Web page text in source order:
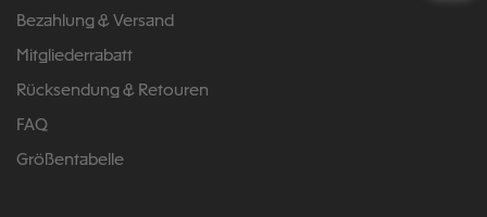
Bezahlung & Versand
Mitgliederrabatt
Rücksendung & Retouren
FAQ
Größentabelle